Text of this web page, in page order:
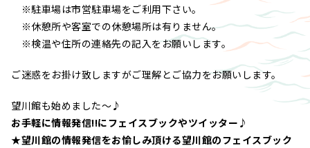
※駐車場は市営駐車場をご利用下さい。
※休憩所や客室での休憩場所は有りません。
※検温や住所の連絡先の記入をお願いします。
ご迷惑をお掛け致しますがご理解とご協力をお願いします。
望川館も始めました～♪
お手軽に情報発信!!にフェイスブックやツイッター♪
★望川館の情報発信をお愉しみ頂ける望川館のフェイスブック